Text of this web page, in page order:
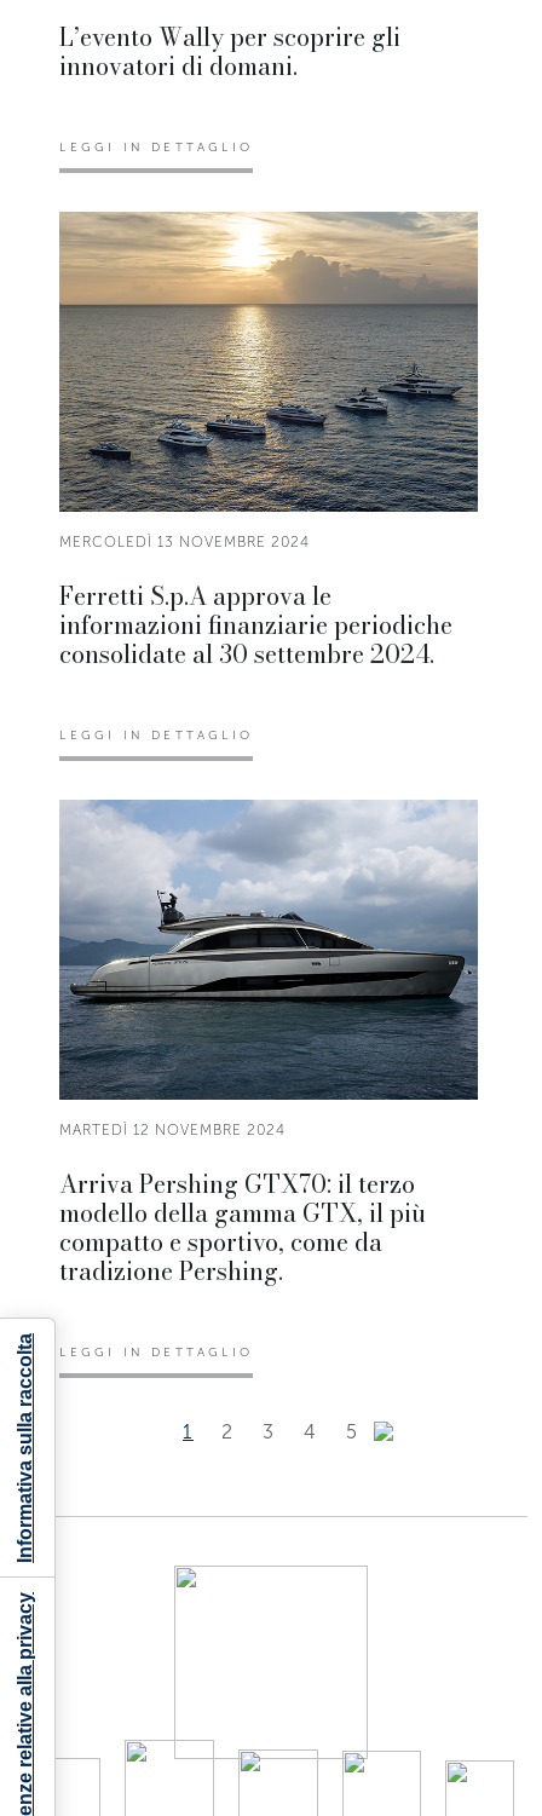
L’evento Wally per scoprire gli
innovatori di domani.
LEGGI IN DETTAGLIO
MERCOLEDÌ 13 NOVEMBRE 2024
Ferretti S.p.A approva le
informazioni finanziarie periodiche
consolidate al 30 settembre 2024.
LEGGI IN DETTAGLIO
MARTEDÌ 12 NOVEMBRE 2024
Arriva Pershing GTX70: il terzo
modello della gamma GTX, il più
compatto e sportivo, come da
tradizione Pershing.
LEGGI IN DETTAGLIO
1 2 3 4 5
Informativa sulla raccolta